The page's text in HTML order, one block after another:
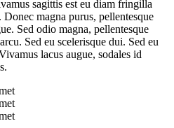
sagittis est eu diam fringilla
magna purus, pellentesque
Sed odio magna, pellentesque
Sed eu scelerisque dui. Sed eu
lacus augue, sodales id